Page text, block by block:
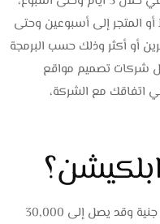
المتجر إلى أسبوعين وحتى
أو أكثر وذلك حسب البرمجة
شركات تصميم مواقع
اتفاقك مع الشركة،
تصميم تطبيق جوال يبدأ غالبًا من 5000 جنية وقد يصل إلى 30,000